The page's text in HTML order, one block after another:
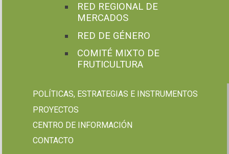
RED REGIONAL DE
MERCADOS
RED DE GÉNERO
COMITÉ MIXTO DE
FRUTICULTURA
POLÍTICAS, ESTRATEGIAS E INSTRUMENTOS
PROYECTOS
CENTRO DE INFORMACIÓN
CONTACTO